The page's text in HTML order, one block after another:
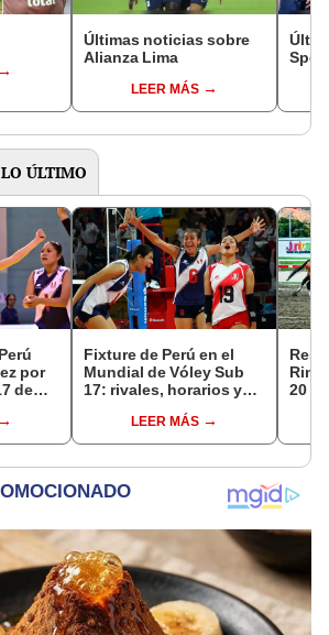
Últimas noticias sobre
Alianza Lima
LEER MÁS
LO ÚLTIMO
por
de
Fixture de Perú en el
Mundial de Vóley Sub
17: rivales, horarios y
selección en el torneo
LEER MÁS
20